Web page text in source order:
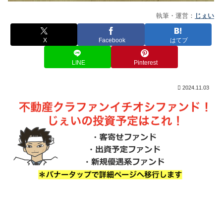
執筆・運営： じぇい
X Facebook はてブ
LINE Pinterest
2024.11.03